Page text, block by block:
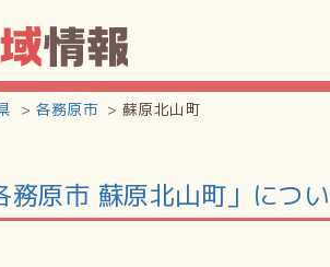
各務原市 蘇原北山町
務原市 蘇原北山町」につ